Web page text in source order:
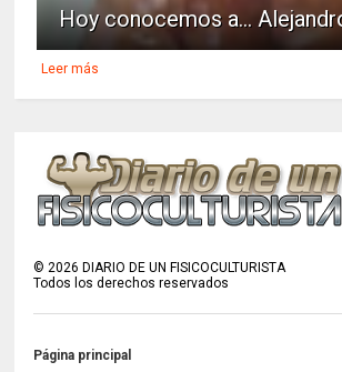
Hoy conocemos a...
Leer más
©2026 DIARIO DE UN FISICOCULTURISTA
Todos los derechos reservados
Página principal